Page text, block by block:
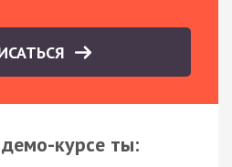
курсе ты: